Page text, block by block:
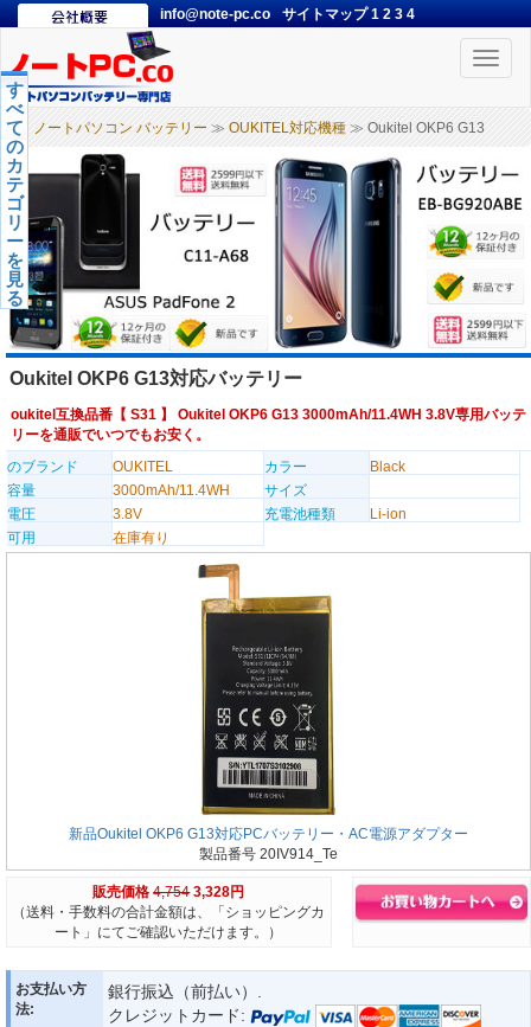
info@note-pc.co サイトマップ1 2 3 4
Toggle
ノートパソコン バッテリー ≫ OUKITEL対応機種 ≫ Oukitel OKP6 G13
す
べ
て
の
カ
テ
ゴ
リ
ー
を
見
る
Oukitel OKP6 G13対応バッテリー
oukitel互換品番【 S31 】 Oukitel OKP6 G13 3000mAh/11.4WH 3.8V専用バッテ
リーを通販でいつでもお安く。
のブランド
OUKITEL カラー
Black
容量
3000mAh/11.4WH
サイズ
電圧
3.8V 充電池種類
Li-ion
可用
在庫有り
新品Oukitel OKP6 G13対応PCバッテリー・AC電源アダプター
製品番号 20IV914_Te
販売価格 4,754 3,328円
（送料・手数料の合計金額は、「ショッピングカ
ート」にてご確認いただけます。）
お支払い方
法:
銀行振込（前払い）.
クレジットカード: